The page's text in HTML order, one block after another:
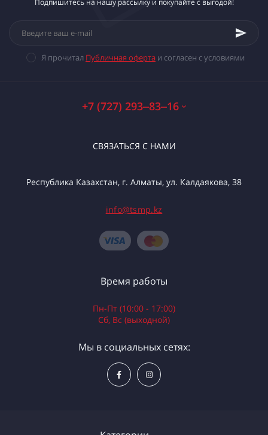
Подпишитесь на нашу рассылку и покупайте с выгодой!
Я прочитал Публичная оферта и согласен с условиями
+7 (727) 293‒83‒16
СВЯЗАТЬСЯ С НАМИ
Республика Казахстан, г. Алматы, ул. Калдаякова, 38
info@tsmp.kz
Время работы
Пн-Пт (10:00 - 17:00)
Сб, Вс (выходной)
Мы в социальных сетях: